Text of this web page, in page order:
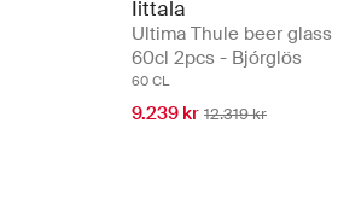
Iittala
Ultima Thule beer glass
60cl 2pcs - Bjórglös
60 CL
9.239 kr 12.319 kr